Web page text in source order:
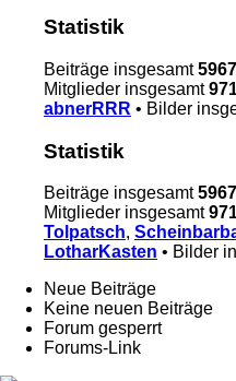
Statistik
Beiträge insgesamt5967
Mitglieder insgesamt
abnerRRR • Bilder
Statistik
Beiträge insgesamt5967
Mitglieder insgesamt
Tolpatsch,
LotharKasten • Bilder
Neue Beiträge
Keine neuen Beiträge
Forum gesperrt
Forums-Link